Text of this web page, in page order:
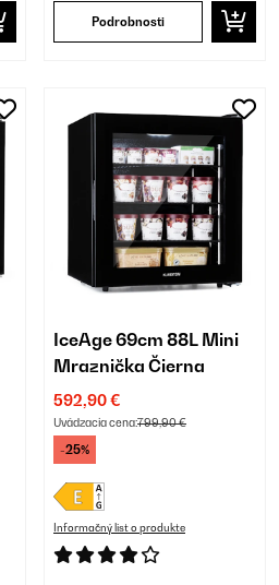
Podrobnosti
IceAge 69cm 88L Mini
Mraznička Čierna
592,90 €
Uvádzacia cena:799,90 €
-25%
Informačný list o produkte